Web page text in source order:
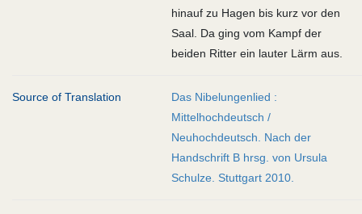
hinauf zu Hagen bis kurz vor den
Saal. Da ging vom Kampf der
beiden Ritter ein lauter Lärm aus.
Source of Translation
Das Nibelungenlied :
Mittelhochdeutsch /
Neuhochdeutsch. Nach der
Handschrift B hrsg. von Ursula
Schulze. Stuttgart 2010.